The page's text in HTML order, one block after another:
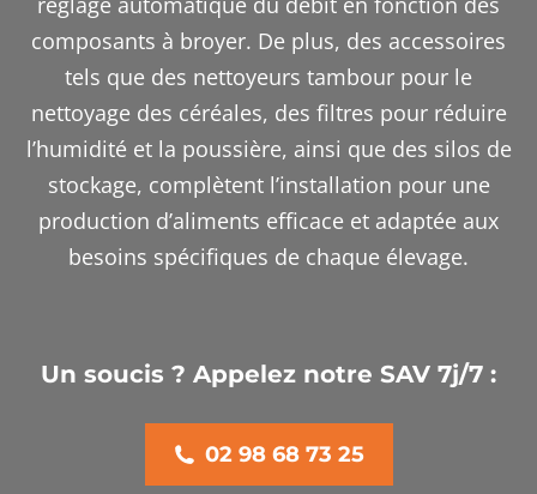
composants à broyer. De plus, des accessoires
tels que des nettoyeurs tambour pour le
nettoyage des céréales, des filtres pour réduire
l’humidité et la poussière, ainsi que des silos de
stockage, complètent l’installation pour une
production d’aliments efficace et adaptée aux
besoins spécifiques de chaque élevage.
Un soucis ? Appelez notre SAV 7j/7 :
02 98 68 73 25